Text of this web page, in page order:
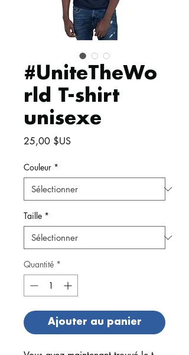
#UniteTheWo
rld T-shirt
unisexe
25,00 $USPrix
Couleur *
Taille *
Quantité *
Ajouter au panier